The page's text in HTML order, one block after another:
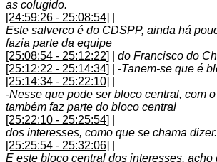
as colugido.
[24:59:26 - 25:08:54]
Este salverco é do CDSPP, ainda há
fazia parte da equipe
[25:08:54 - 25:12:22]
do Francisco do
[25:12:22 - 25:14:34]
-Tanem-se que é
[25:14:34 - 25:22:10]
-Nesse que pode ser bloco central, com
também faz parte do bloco central
[25:22:10 - 25:25:54]
dos interesses, como que se chama dizer.
[25:25:54 - 25:32:06]
E este bloco central dos interesses,